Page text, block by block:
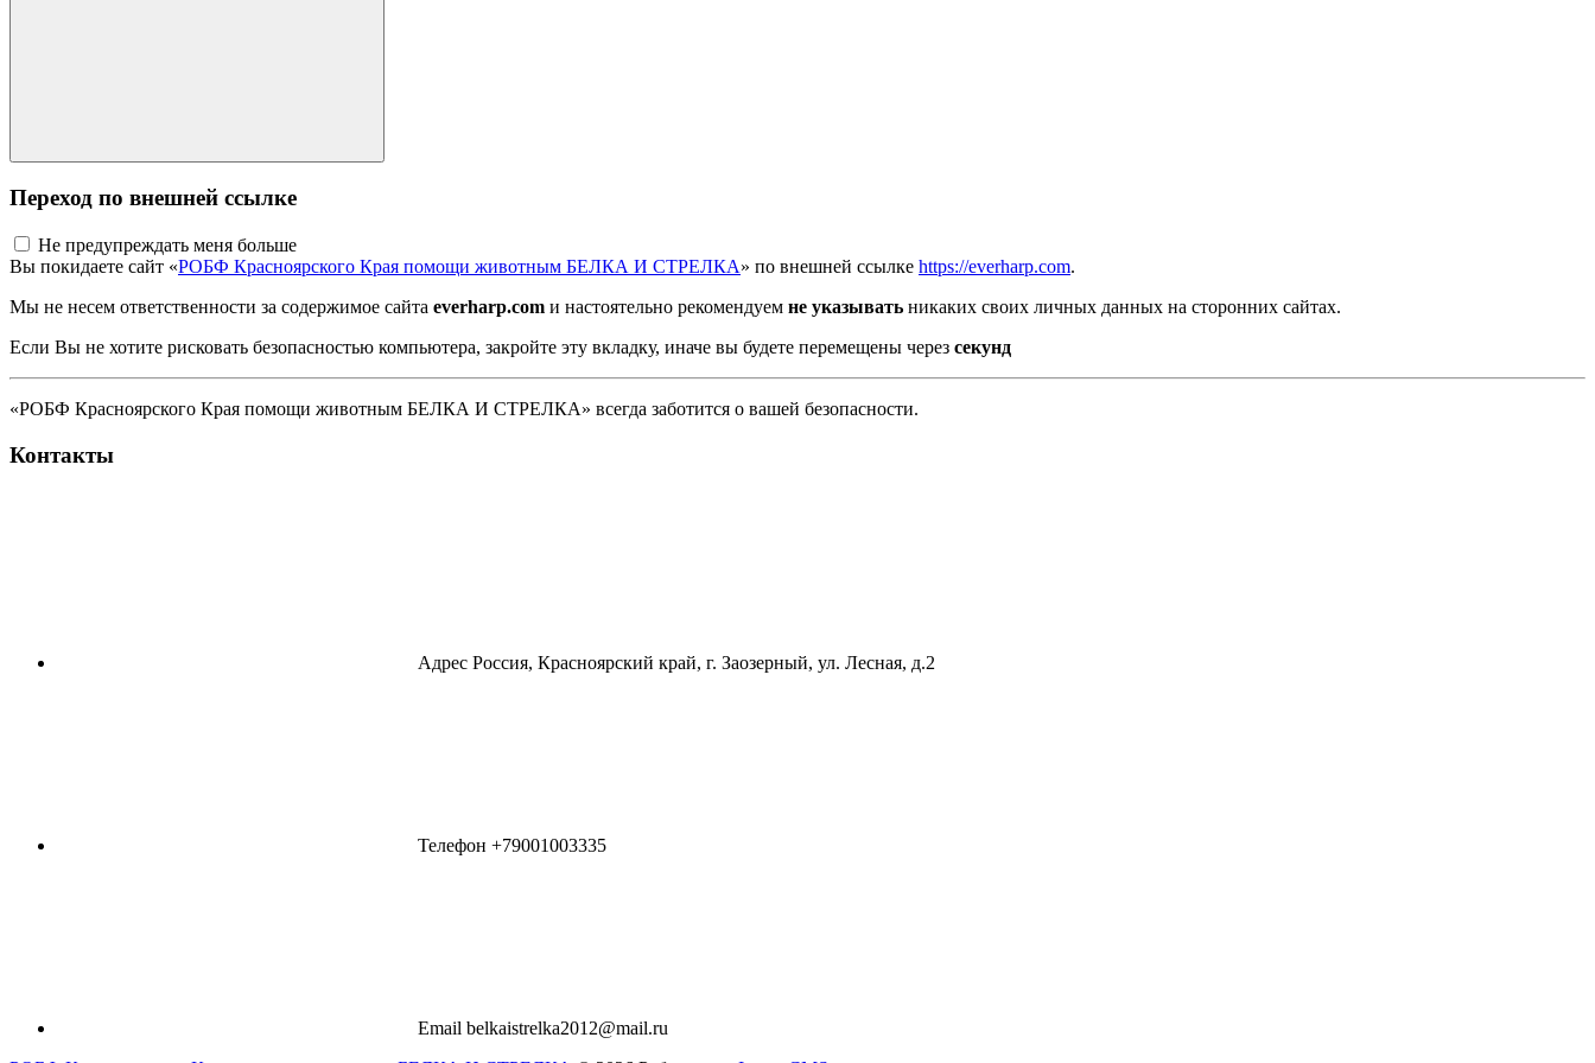
Переход по внешней ссылке
Не предупреждать меня больше
Вы покидаете сайт «РОБФ Красноярского Края помощи животным БЕЛКА И СТРЕЛКА» по внешней ссылке https://everharp.com.
Мы не несем ответственности за содержимое сайта everharp.com и настоятельно рекомендуем не указывать никаких своих личных данных на сторонних сайтах.
Если Вы не хотите рисковать безопасностью компьютера, закройте эту вкладку, иначе вы будете перемещены через секунд
«РОБФ Красноярского Края помощи животным БЕЛКА И СТРЕЛКА» всегда заботится о вашей безопасности.
Контакты
Адрес Россия, Красноярский край, г. Заозерный, ул. Лесная, д.2
Телефон +79001003335
Email belkaistrelka2012@mail.ru